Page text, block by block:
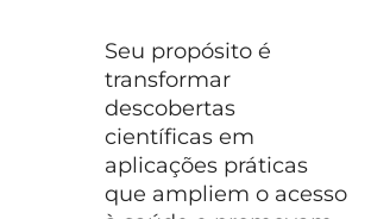
Seu propósito é
transformar
descobertas
científicas em
aplicações práticas
que ampliem o acesso